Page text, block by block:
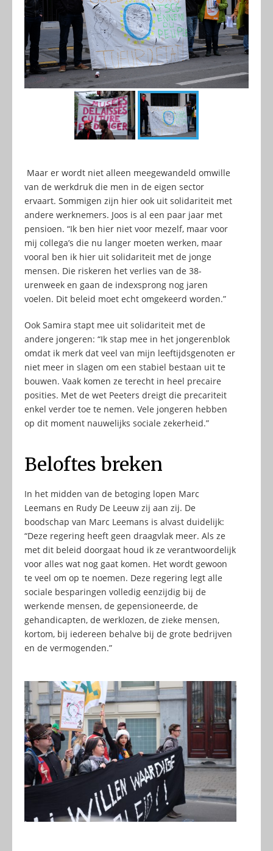
Maar er wordt niet alleen meegewandeld omwille
van de werkdruk die men in de eigen sector
ervaart. Sommigen zijn hier ook uit solidariteit met
andere werknemers. Joos is al een paar jaar met
pensioen. “Ik ben hier niet voor mezelf, maar voor
mij collega’s die nu langer moeten werken, maar
vooral ben ik hier uit solidariteit met de jonge
mensen. Die riskeren het verlies van de 38-
urenweek en gaan de indexsprong nog jaren
voelen. Dit beleid moet echt omgekeerd worden.”
Ook Samira stapt mee uit solidariteit met de
andere jongeren: “Ik stap mee in het jongerenblok
omdat ik merk dat veel van mijn leeftijdsgenoten er
niet meer in slagen om een stabiel bestaan uit te
bouwen. Vaak komen ze terecht in heel precaire
posities. Met de wet Peeters dreigt die precariteit
enkel verder toe te nemen. Vele jongeren hebben
op dit moment nauwelijks sociale zekerheid.”
Beloftes breken
In het midden van de betoging lopen Marc
Leemans en Rudy De Leeuw zij aan zij. De
boodschap van Marc Leemans is alvast duidelijk:
“Deze regering heeft geen draagvlak meer. Als ze
met dit beleid doorgaat houd ik ze verantwoordelijk
voor alles wat nog gaat komen. Het wordt gewoon
te veel om op te noemen. Deze regering legt alle
sociale besparingen volledig eenzijdig bij de
werkende mensen, de gepensioneerde, de
gehandicapten, de werklozen, de zieke mensen,
kortom, bij iedereen behalve bij de grote bedrijven
en de vermogenden.”